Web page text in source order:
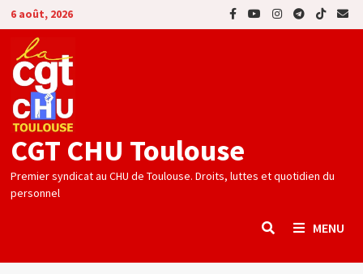
Passer
au
contenu
6 août, 2026
CGT CHU Toulouse
Premier syndicat au CHU de Toulouse. Droits, luttes et quotidien du
personnel
MENU